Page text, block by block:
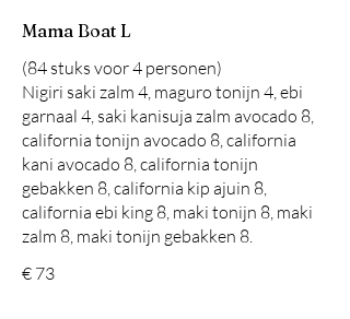
Mama Boat L
(84 stuks voor 4 personen)
Nigiri saki zalm 4, maguro tonijn 4, ebi
garnaal 4, saki kanisuja zalm avocado 8,
california tonijn avocado 8, california
kani avocado 8, california tonijn
gebakken 8, california kip ajuin 8,
california ebi king 8, maki tonijn 8, maki
zalm 8, maki tonijn gebakken 8.
€ 73